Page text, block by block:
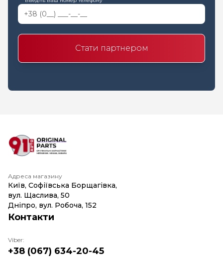
Стати партнером
Адреса магазину
Київ, Софіївська Борщагівка,
вул. Щаслива, 50
Дніпро, вул. Робоча, 152
Контакти
Viber:
+38 (067) 634-20-45